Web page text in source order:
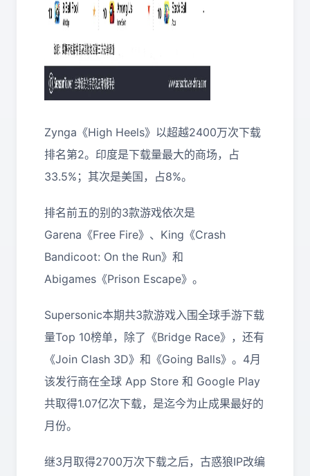
Zynga《High Heels》以超越2400万次下载
排名第2。印度是下载量最大的商场，占
33.5%；其次是美国，占8%。
排名前五的别的3款游戏依次是
Garena《Free Fire》、King《Crash
Bandicoot: On the Run》和
Abigames《Prison Escape》。
Supersonic本期共3款游戏入围全球手游下载
量Top 10榜单，除了《Bridge Race》，还有
《Join Clash 3D》和《Going Balls》。4月
该发行商在全球 App Store 和 Google Play
共取得1.07亿次下载，是迄今为止成果最好的
月份。
继3月取得2700万次下载之后，古惑狼IP改编